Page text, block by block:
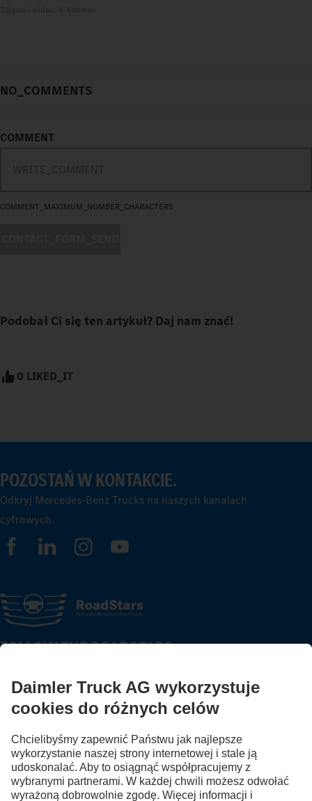
NO_COMMENTS
COMMENT
COMMENT_MAXIMUM_NUMBER_CHARACTERS
Podobał Ci się ten artykuł? Daj nam znać!
0 LIKED_IT
POZOSTAŃ W KONTAKCIE.
Odkryj Mercedes-Benz Trucks na naszych kanałach
cyfrowych.
FOLLOW THE ROADSTARS.
ciężarówek.